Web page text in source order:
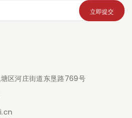
立即提交
区河庄街道东垦路769号